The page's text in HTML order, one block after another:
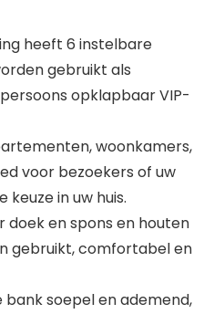
heeft 6 instelbare
gebruikt als
opklapbaar VIP-
woonkamers,
voor bezoekers of uw
in uw huis.
doek en spons en houten
gebruikt, comfortabel en
bank soepel en ademend,